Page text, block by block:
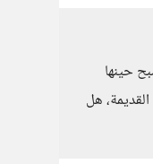
حينها
هل